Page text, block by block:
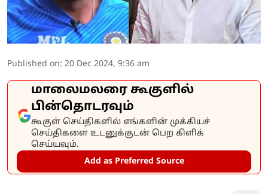
Published on: 20 Dec 2024, 9:36 am
மாலைமலரை கூகுளில்
பின்தொடரவும்
கூகுள் செய்திகளில் எங்களின் முக்கியச்
செய்திகளை உடனுக்குடன் பெற கிளிக்
செய்யவும்.
Add as Preferred Source